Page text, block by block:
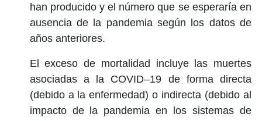
han producido y el número que se esperaría en
ausencia de la pandemia según los datos de
años anteriores.
El exceso de mortalidad incluye las muertes
asociadas a la COVID–19 de forma directa
(debido a la enfermedad) o indirecta (debido al
impacto de la pandemia en los sistemas de